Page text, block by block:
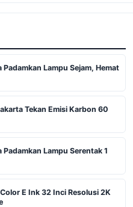
Lampu Sejam, Hemat
Tekan Emisi Karbon 60
Lampu Serentak 1
E Ink 32 Inci Resolusi 2K